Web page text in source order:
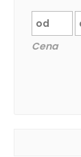
Cena